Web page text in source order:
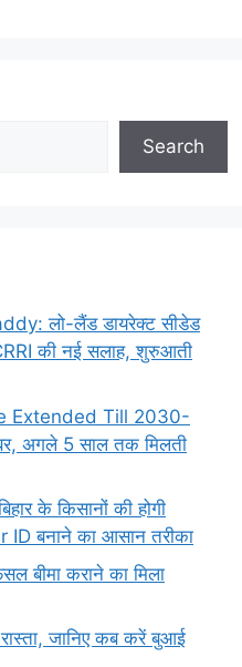
Search
लो-लैंड डायरेक्ट सीडेड
की नई सलाह, शुरुआती
Extended Till 2030-
अगले 5 साल तक मिलती
के किसानों की होगी
ID बनाने का आसान तरीका
बीमा कराने का मिला
जानिए कब करें बुआई